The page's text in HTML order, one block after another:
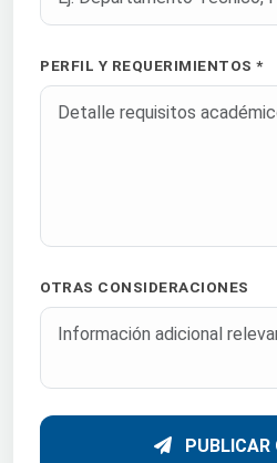
PERFIL Y REQUERIMIENTOS *
OTRAS CONSIDERACIONES
PUBLICAR